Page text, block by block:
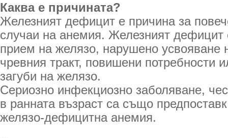
Каква е причината?
Железният дефицит е причина за
случаи на анемия. Железният дефицит
прием на желязо, нарушено усвояване
чревния тракт, повишени потребности
загуби на желязо.
Сериозно инфекциозно заболяване,
в ранната възраст са също
желязо-дефицитна анемия.